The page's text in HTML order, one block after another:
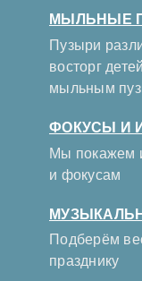
МЫЛЬНЫЕ
Пузыри
восторг
мыльным
ФОКУСЫ И
Мы покажем
и фокусам
Подберём
празднику